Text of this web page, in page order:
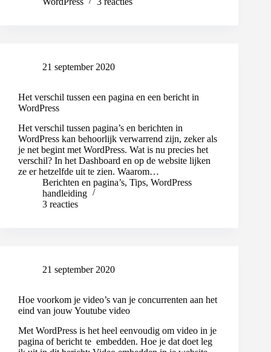
21 september 2020
Het verschil tussen een pagina en een bericht in
WordPress
Het verschil tussen pagina’s en berichten in
WordPress kan behoorlijk verwarrend zijn, zeker als
je net begint met WordPress. Wat is nu precies het
verschil? In het Dashboard en op de website lijken
ze er hetzelfde uit te zien. Waarom…
Berichten en pagina’s, Tips, WordPress
handleiding
3 reacties
21 september 2020
Hoe voorkom je video’s van je concurrenten aan het
eind van jouw Youtube video
Met WordPress is het heel eenvoudig om video in je
pagina of bericht te embedden. Hoe je dat doet leg